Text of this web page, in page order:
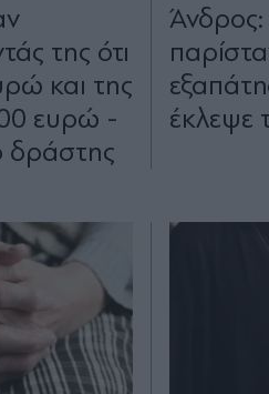
της ότι
και της
ευρώ -
δράστης
έκλεψε